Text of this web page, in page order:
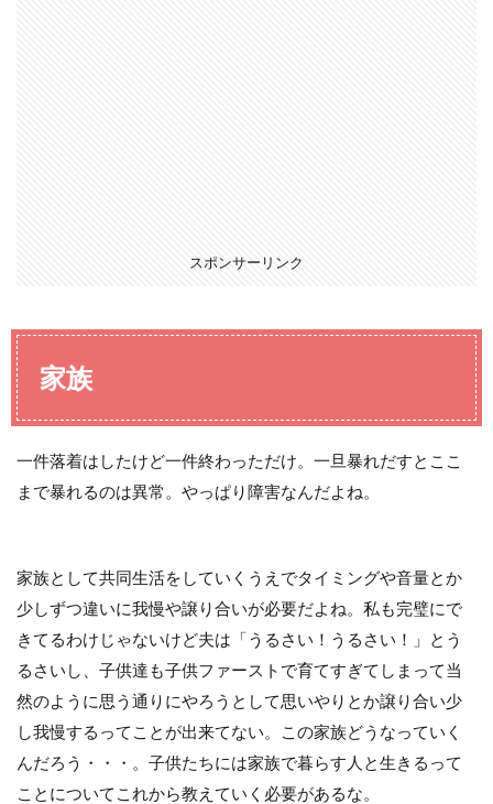
スポンサーリンク
家族
一件落着はしたけど一件終わっただけ。一旦暴れだすとここ
まで暴れるのは異常。やっぱり障害なんだよね。
家族として共同生活をしていくうえでタイミングや音量とか
少しずつ違いに我慢や譲り合いが必要だよね。私も完璧にで
きてるわけじゃないけど夫は「うるさい！うるさい！」とう
るさいし、子供達も子供ファーストで育てすぎてしまって当
然のように思う通りにやろうとして思いやりとか譲り合い少
し我慢するってことが出来てない。この家族どうなっていく
んだろう・・・。子供たちには家族で暮らす人と生きるって
ことについてこれから教えていく必要があるな。